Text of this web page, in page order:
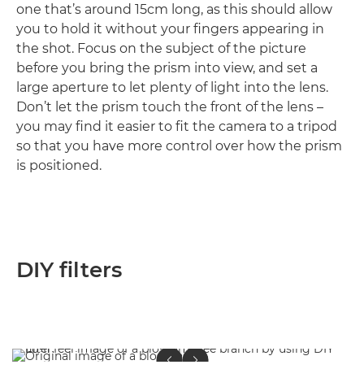
one that’s around 15cm long, as this should allow
you to hold it without your fingers appearing in
the shot. Focus on the subject of the picture
before you bring the prism into view, and set a
large aperture to let plenty of light into the lens.
Don’t let the prism touch the front of the lens –
you may find it easier to fit the camera to a tripod
so that you have more control over how the prism
is positioned.
DIY filters